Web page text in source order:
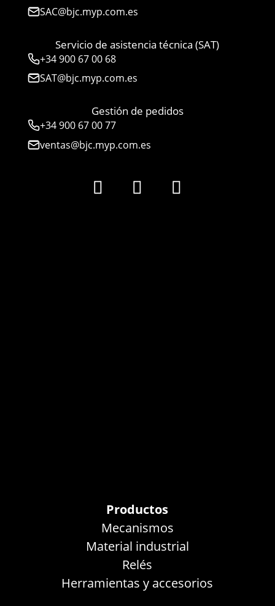
SAC@bjc.myp.com.es
Servicio de asistencia técnica (SAT)
+34900 67 00 68
SAT@bjc.myp.com.es
Gestión de pedidos
+34 900 67 00 77
ventas@bjc.myp.com.es
Productos
Mecanismos
Material industrial
Relés
Herramientas y accesorios